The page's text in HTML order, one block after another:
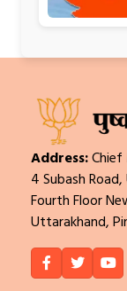
Address:
4 Subash
Fourth Floor
Uttarakhand,